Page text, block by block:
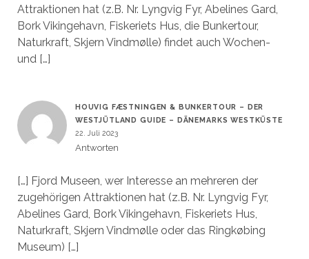
Attraktionen hat (z.B. Nr. Lyngvig Fyr, Abelines Gard,
Bork Vikingehavn, Fiskeriets Hus, die Bunkertour,
Naturkraft, Skjern Vindmølle) findet auch Wochen-
und […]
HOUVIG FÆSTNINGEN & BUNKERTOUR – DER
WESTJÜTLAND GUIDE – DÄNEMARKS WESTKÜSTE
22. Juli 2023
Antworten
[…] Fjord Museen, wer Interesse an mehreren der
zugehörigen Attraktionen hat (z.B. Nr. Lyngvig Fyr,
Abelines Gard, Bork Vikingehavn, Fiskeriets Hus,
Naturkraft, Skjern Vindmølle oder das Ringkøbing
Museum) […]